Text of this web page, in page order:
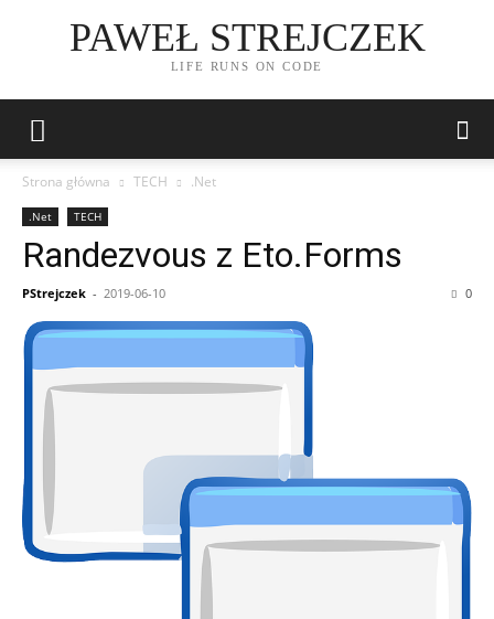
PAWEŁ STREJCZEK
LIFE RUNS ON CODE
Strona główna TECH .Net
.Net TECH
Randezvous z Eto.Forms
PStrejczek - 2019-06-10 0